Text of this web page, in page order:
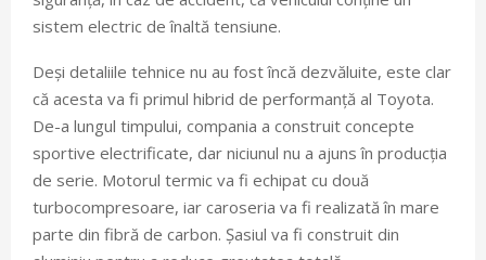
sistem electric de înaltă tensiune.
Deși detaliile tehnice nu au fost încă dezvăluite, este clar
că acesta va fi primul hibrid de performanță al Toyota.
De-a lungul timpului, compania a construit concepte
sportive electrificate, dar niciunul nu a ajuns în producția
de serie. Motorul termic va fi echipat cu două
turbocompresoare, iar caroseria va fi realizată în mare
parte din fibră de carbon. Șasiul va fi construit din